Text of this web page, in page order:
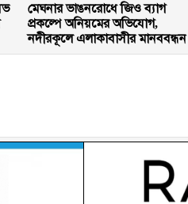
মেঘনার ভাঙনরোধে জিও ব্যাগ
প্রকল্পে অনিয়মের অভিযোগ,
নদীরকূলে এলাকাবাসীর মানববন্ধন